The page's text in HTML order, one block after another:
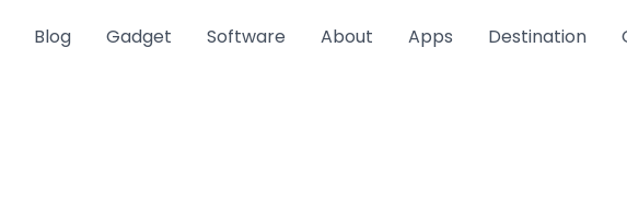
Blog Gadget Software About Apps Destination